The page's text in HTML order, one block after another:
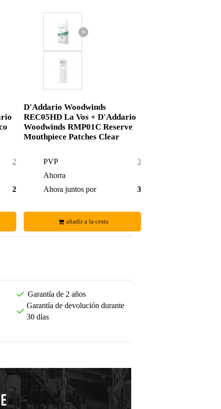
23,54 €
23,25 €
+
D'Addario Woodwinds
REC05HD La Vos + D'Addario
Woodwinds RMP01C Reserve
Mouthpiece Patches Clear
PVP
30,10 €
Ahorra
Ahora juntos por
30,00 €
añadir a la cesta
Garantía de 2 años
Garantía de devolución durante
30 días